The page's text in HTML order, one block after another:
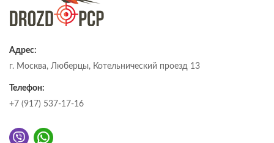
Адрес:
г. Москва, Люберцы, Котельнический проезд 13
Телефон:
+7 (917) 537-17-16